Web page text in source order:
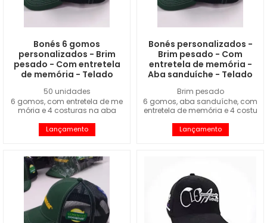
50 unidades
6 gomos, com entretela de me
mória e 4 costuras na aba
Bonés 6 gomos
personalizados - Brim
pesado - Com entretela
de memória - Telado
Lançamento
Brim pesado
6 gomos, aba sanduíche, com
entretela de memória e 4 costu
Bonés personalizados -
Brim pesado - Com
entretela de memória -
Aba sanduíche - Telado
Lançamento